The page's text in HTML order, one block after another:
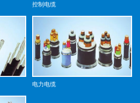
控制电缆
电力电缆